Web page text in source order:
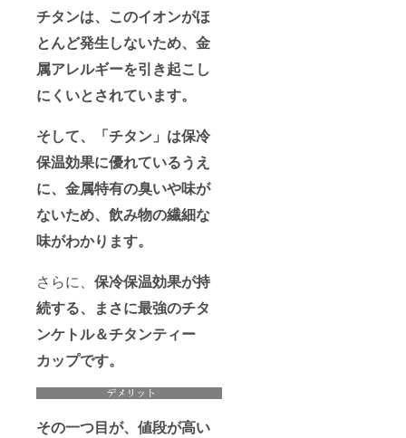
チタンは、このイオンがほ
とんど発生しないため、金
属アレルギーを引き起こし
にくいとされています。
そして、「チタン」は保冷
保温効果に優れているうえ
に、金属特有の臭いや味が
ないため、飲み物の繊細な
味がわかります。
さらに、 保冷保温効果が持
続する、まさに最強のチタ
ンケトル＆チタンティー
カップです。
その一つ目が、値段が高い